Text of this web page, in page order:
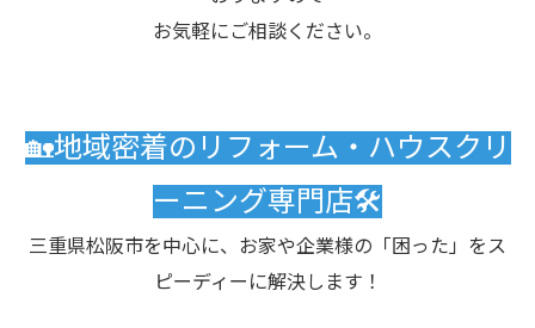
お気軽にご相談ください。
🏡地域密着のリフォーム・ハウスクリ
ーニング専門店🛠️
三重県松阪市を中心に、お家や企業様の「困った」をス
ピーディーに解決します！